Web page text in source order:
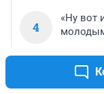
4
«Ну вот
8 371